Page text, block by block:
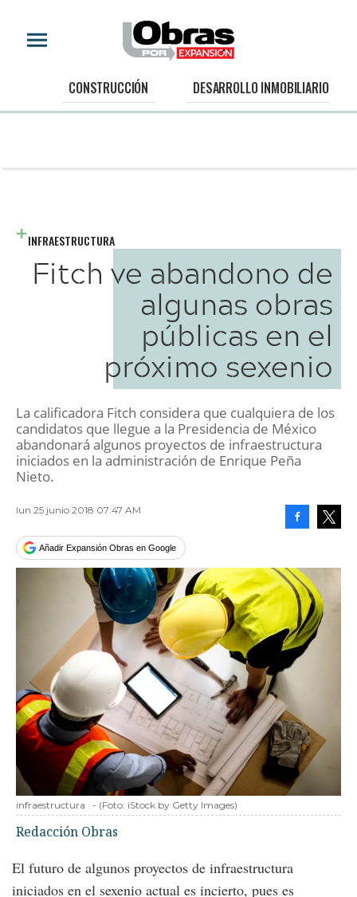
CONSTRUCCIÓN DESARROLLO INMOBILIARIO
INFRAESTRUCTURA
Fitch ve abandono de
algunas obras
públicas en el
próximo sexenio
La calificadora Fitch considera que cualquiera de los
candidatos que llegue a la Presidencia de México
abandonará algunos proyectos de infraestructura
iniciados en la administración de Enrique Peña
Nieto.
lun 25 junio 2018 07:47 AM
Añadir Expansión Obras en Google
infraestructura - (Foto: iStock by Getty Images)
Redacción Obras
El futuro de algunos proyectos de infraestructura
iniciados en el sexenio actual es incierto, pues es